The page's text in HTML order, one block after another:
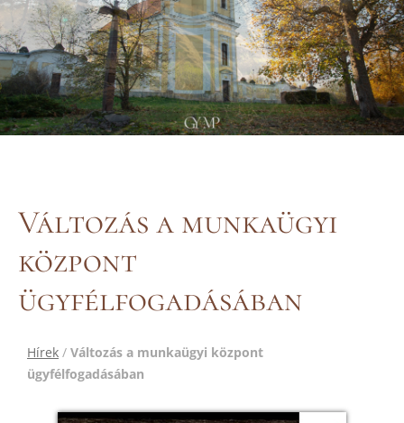
Változás a munkaügyi
központ
ügyfélfogadásában
Hírek / Változás a munkaügyi központ
ügyfélfogadásában